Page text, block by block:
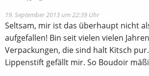
19. September 2013 um 22:39 Uhr
Seltsam, mir ist das überhaupt nicht
aufgefallen! Bin seit vielen vielen
Verpackungen, die sind halt Kitsch
Lippenstift gefällt mir. So Boudoir